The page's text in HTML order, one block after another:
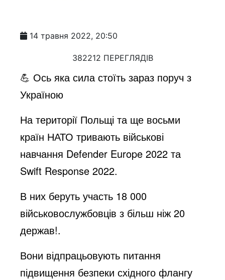
14 травня 2022, 20:50
382212 ПЕРЕГЛЯДІВ
💪 Ось яка сила стоїть зараз поруч з
Україною
На території Польщі та ще восьми
країн НАТО тривають військові
навчання Defender Europe 2022 та
Swift Response 2022.
В них беруть участь 18 000
військовослужбовців з більш ніж 20
держав!.
Вони відпрацьовують питання
підвищення безпеки східного флангу